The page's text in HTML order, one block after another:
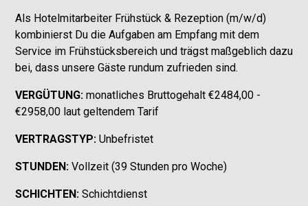
Als Hotelmitarbeiter Frühstück & Rezeption (m/w/d)
kombinierst Du die Aufgaben am Empfang mit dem
Service im Frühstücksbereich und trägst maßgeblich dazu
bei, dass unsere Gäste rundum zufrieden sind.
VERGÜTUNG:monatliches Bruttogehalt €2484,00 -
€2958,00 laut geltendem Tarif
VERTRAGSTYP:Unbefristet
STUNDEN:Vollzeit (39 Stunden pro Woche)
SCHICHTEN:Schichtdienst